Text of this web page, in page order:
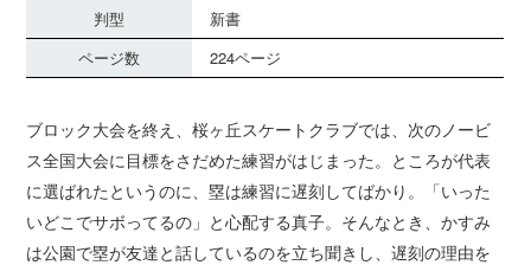
判型
新書
ページ数
224ページ
ブロック大会を終え、桜ヶ丘スケートクラブでは、次のノービ
ス全国大会に目標をさだめた練習がはじまった。ところが代表
に選ばれたというのに、塁は練習に遅刻してばかり。「いった
いどこでサボってるの」と心配する真子。そんなとき、かすみ
は公園で塁が友達と話しているのを立ち聞きし、遅刻の理由を